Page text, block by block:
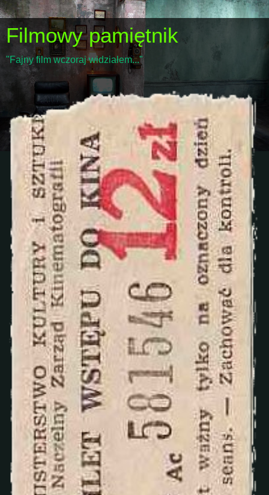
Filmowy pamiętnik
"Fajny film wczoraj widziałem..."